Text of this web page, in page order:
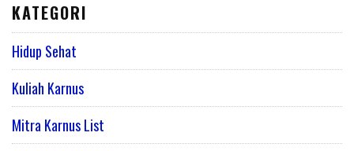
KATEGORI
Hidup Sehat
Kuliah Karnus
Mitra Karnus List